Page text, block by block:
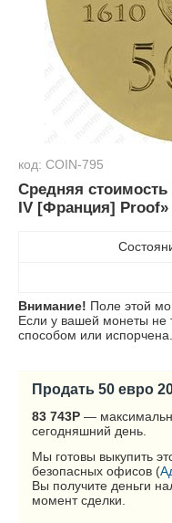
код: COIN-795
Средняя стоимость
IV [Франция] Proof»
Внимание! Поле этой
Если у вашей монеты не
способом или испорчена.
Продать 50 евро
83 743Р —
сегодняшний день.
Мы готовы выкупить
безопасных офисов (
Вы получите деньги
момент сделки.